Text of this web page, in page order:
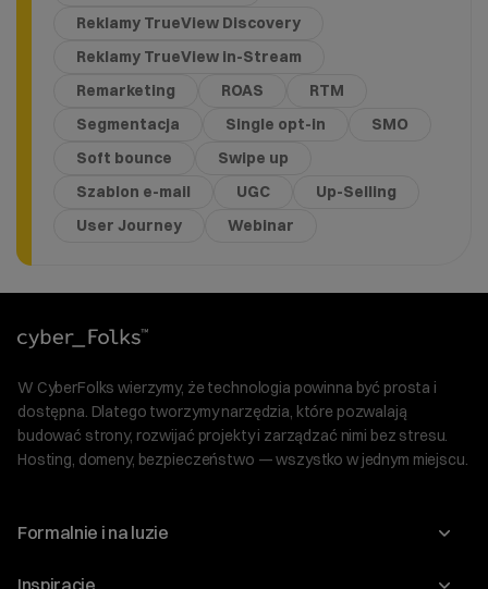
Reklamy TrueView Discovery
Reklamy TrueView in-Stream
Remarketing
ROAS
RTM
Segmentacja
Single opt-in
SMO
Soft bounce
Swipe up
Szablon e-mail
UGC
Up-Selling
User Journey
Webinar
W CyberFolks wierzymy, że technologia powinna być prosta i
dostępna. Dlatego tworzymy narzędzia, które pozwalają
budować strony, rozwijać projekty i zarządzać nimi bez stresu.
Hosting, domeny, bezpieczeństwo — wszystko w jednym miejscu.
Formalnie i na luzie
O nas
Inspiracje